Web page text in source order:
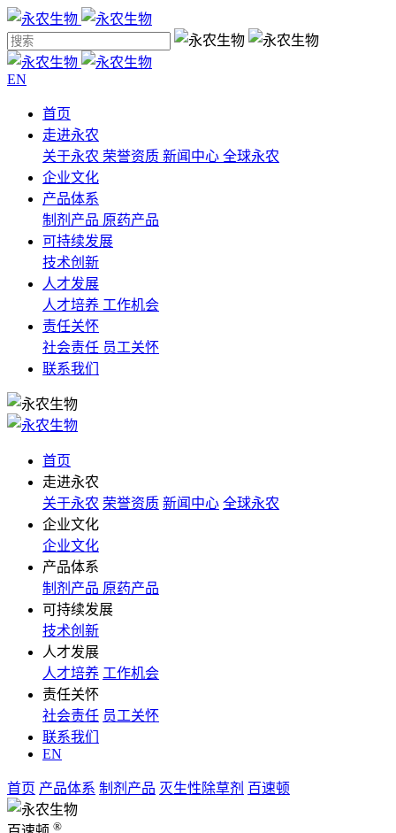
EN
首页
走进永农
关于永农 荣誉资质 新闻中心 全球永农
企业文化
产品体系
制剂产品 原药产品
可持续发展
技术创新
人才发展
人才培养 工作机会
责任关怀
社会责任 员工关怀
联系我们
首页
走进永农
关于永农 荣誉资质 新闻中心 全球永农
企业文化
企业文化
产品体系
制剂产品 原药产品
可持续发展
技术创新
人才发展
人才培养 工作机会
责任关怀
社会责任 员工关怀
联系我们
EN
首页 产品体系 制剂产品 灭生性除草剂 百速顿
®